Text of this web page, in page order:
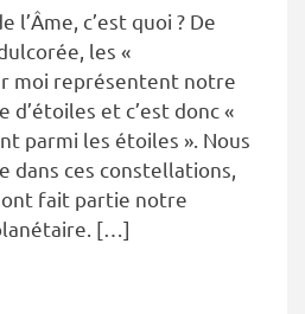
l’Âme, c’est quoi ? De
les «
moi représentent notre
et c’est donc «
parmi les étoiles ». Nous
dans ces constellations,
fait partie notre
[…]